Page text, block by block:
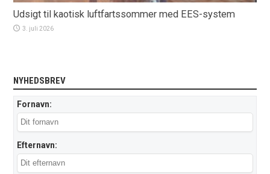
Udsigt til kaotisk luftfartssommer med EES-system
3. juli 2026
NYHEDSBREV
Fornavn:
Efternavn: